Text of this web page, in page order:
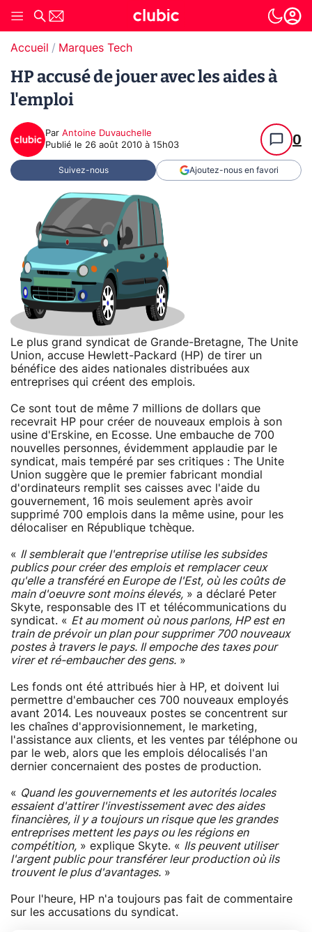
Accueil Marques Tech
HP accusé de jouer avec les aides à
l'emploi
Par Antoine Duvauchelle
Publié le 26 août 2010 à 15h03 0
Suivez-nous Ajoutez-nous en favori
Le plus grand syndicat de Grande-Bretagne, The Unite
Union, accuse Hewlett-Packard (HP) de tirer un
bénéfice des aides nationales distribuées aux
entreprises qui créent des emplois.
Ce sont tout de même 7 millions de dollars que
recevrait HP pour créer de nouveaux emplois à son
usine d'Erskine, en Ecosse. Une embauche de 700
nouvelles personnes, évidemment applaudie par le
syndicat, mais tempéré par ses critiques : The Unite
Union suggère que le premier fabricant mondial
d'ordinateurs remplit ses caisses avec l'aide du
gouvernement, 16 mois seulement après avoir
supprimé 700 emplois dans la même usine, pour les
délocaliser en République tchèque.
« Il semblerait que l'entreprise utilise les subsides
publics pour créer des emplois et remplacer ceux
qu'elle a transféré en Europe de l'Est, où les coûts de
main d'oeuvre sont moins élevés, » a déclaré Peter
Skyte, responsable des IT et télécommunications du
syndicat. « Et au moment où nous parlons, HP est en
train de prévoir un plan pour supprimer 700 nouveaux
postes à travers le pays. Il empoche des taxes pour
virer et ré-embaucher des gens. »
Les fonds ont été attribués hier à HP, et doivent lui
permettre d'embaucher ces 700 nouveaux employés
avant 2014. Les nouveaux postes se concentrent sur
les chaînes d'approvisionnement, le marketing,
l'assistance aux clients, et les ventes par téléphone ou
par le web, alors que les emplois délocalisés l'an
dernier concernaient des postes de production.
« Quand les gouvernements et les autorités locales
essaient d'attirer l'investissement avec des aides
financières, il y a toujours un risque que les grandes
entreprises mettent les pays ou les régions en
compétition, » explique Skyte. « Ils peuvent utiliser
l'argent public pour transférer leur production où ils
trouvent le plus d'avantages. »
Pour l'heure, HP n'a toujours pas fait de commentaire
sur les accusations du syndicat.